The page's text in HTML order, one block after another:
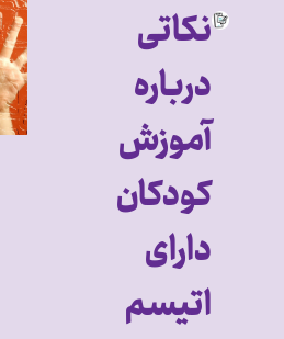
نکاتی
درباره
آموزش
کودکان
دارای
اتیسم